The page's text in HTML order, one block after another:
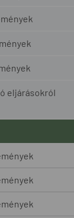
eljárásokról